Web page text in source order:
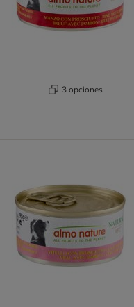
3 opciones